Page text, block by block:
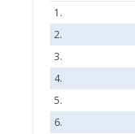
1.
2.
3.
4.
5.
6.